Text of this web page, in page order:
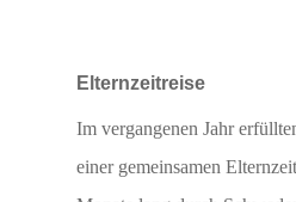
Elternzeitreise
Im vergangenen Jahr
einer gemeinsamen